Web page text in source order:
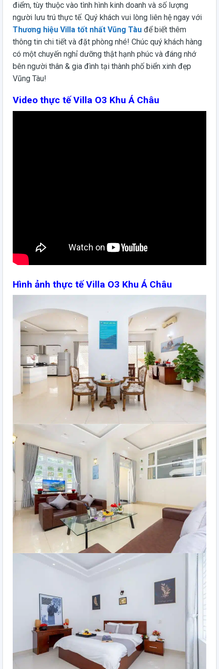
điểm, tùy thuộc vào tình hình kinh doanh và số lượng
người lưu trú thực tế. Quý khách vui lòng liên hệ ngay với
Thương hiệu Villa tốt nhất Vũng Tàu để biết thêm
thông tin chi tiết và đặt phòng nhé! Chúc quý khách hàng
có một chuyến nghỉ dưỡng thật hạnh phúc và đáng nhớ
bên người thân & gia đình tại thành phố biển xinh đẹp
Vũng Tàu!
Video thực tế Villa O3 Khu Á Châu
Hình ảnh thực tế Villa O3 Khu Á Châu